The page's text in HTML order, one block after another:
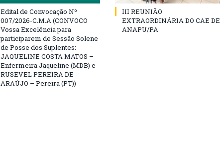
Edital de Convocação Nº
007/2026-C.M.A (CONVOCO
Vossa Excelência para
participarem de Sessão Solene
de Posse dos Suplentes:
JAQUELINE COSTA MATOS –
Enfermeira Jaqueline (MDB) e
RUSEVEL PEREIRA DE
ARAÚJO – Pereira (PT))
III REUNIÃO
EXTRAORDINÁRIA DO CAE DE
ANAPU/PA